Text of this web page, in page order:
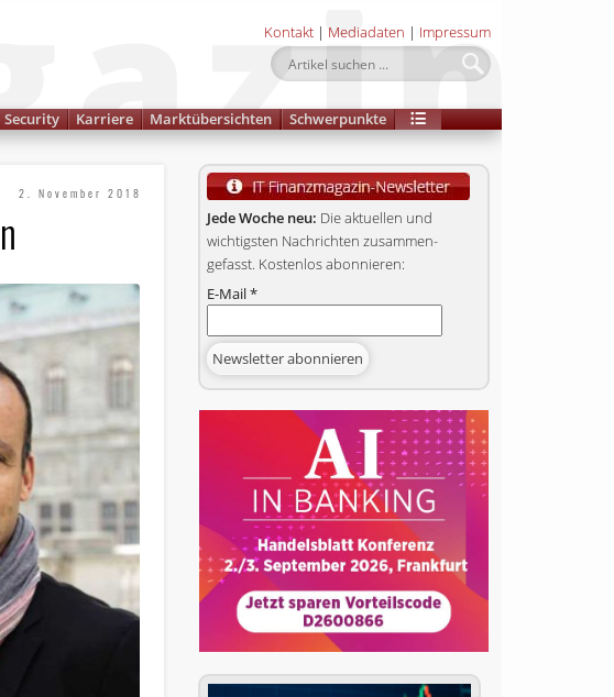
Kontakt | Mediadaten | Impressum
Security Karriere Marktübersichten Schwerpunkte
2. November 2018
Jede Woche neu: Die aktuellen und
wichtigsten Nachrichten zusammen­
gefasst. Kostenlos abonnieren:
E-Mail*